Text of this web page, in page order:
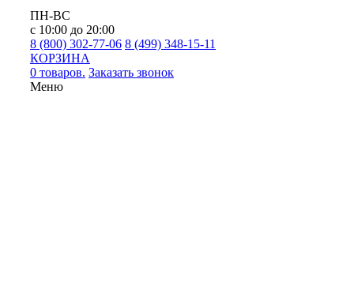
ПН-ВС
с 10:00 до 20:00
8 (800) 302-77-06 8 (499) 348-15-11
КОРЗИНА
0 товаров. Заказать звонок
Меню